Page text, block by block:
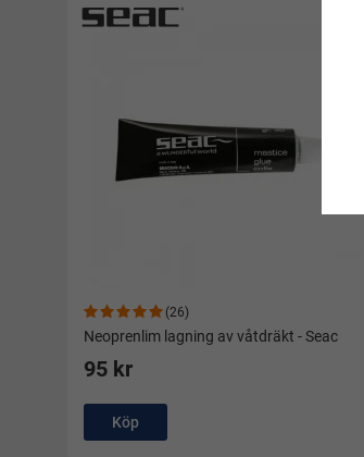
(26)
Neoprenlim lagning av våtdräkt - Seac
95 kr
Köp